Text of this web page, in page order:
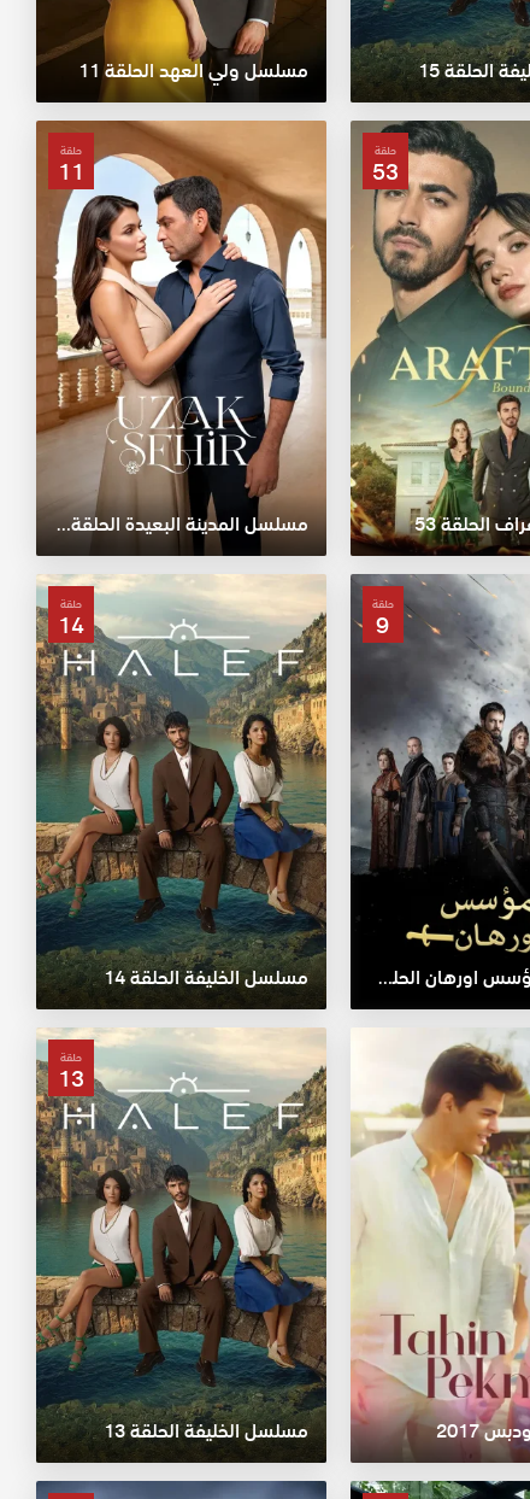
الحلقة 15 مسلسل ولي العهد الحلقة 11
حلقة
53
الحلقة 53
حلقة
11
مسلسل المدينة البعيدة الحلقة 11
حلقة
9
مسلسل المؤسس اورهان الحلقة 9
حلقة
14
مسلسل الخليفة الحلقة 14
2017
حلقة
13
مسلسل الخليفة الحلقة 13